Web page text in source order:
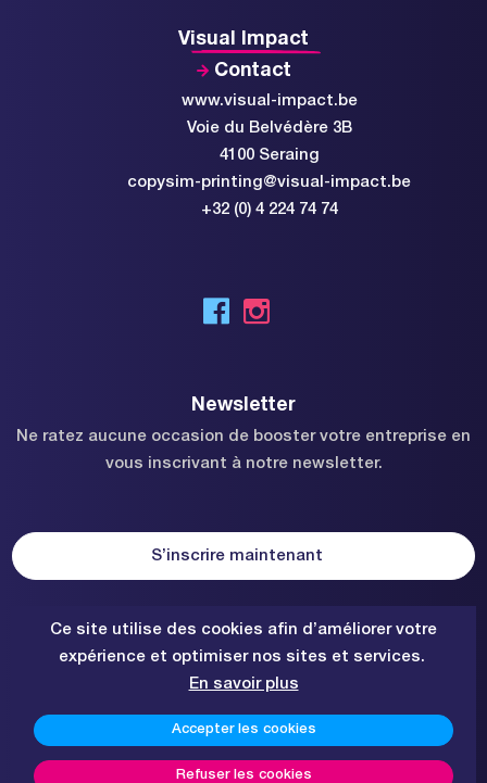
Visual Impact
Contact
www.visual-impact.be
Voie du Belvédère 3B
4100 Seraing
copysim-printing@visual-impact.be
+32 (0) 4 224 74 74
Newsletter
Ne ratez aucune occasion de booster votre entreprise en
vous inscrivant à notre newsletter.
S’inscrire maintenant
Subsidié par les fonds Feder
Mentions légales- Gestion des cookies
générales de ventes
Ce site utilise des cookies afin d’améliorer votre
expérience et optimiser nos sites et services.
En savoir plus
Accepter les cookies
Refuser les cookies